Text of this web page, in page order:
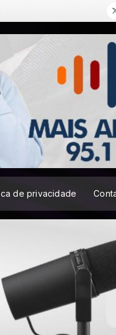
de privacidade